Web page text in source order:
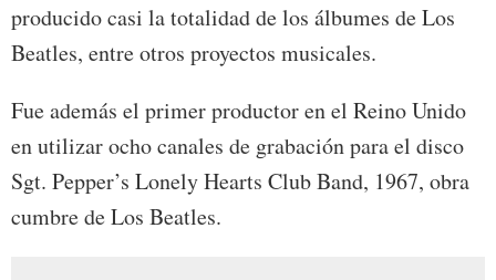
producido casi la totalidad de los álbumes de Los
Beatles, entre otros proyectos musicales.
Fue además el primer productor en el Reino Unido
en utilizar ocho canales de grabación para el disco
Sgt. Pepper’s Lonely Hearts Club Band, 1967, obra
cumbre de Los Beatles.